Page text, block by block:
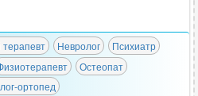
Невролог
Психиатр
Остеопат
ортопед